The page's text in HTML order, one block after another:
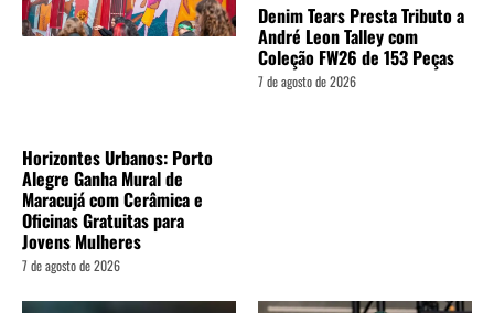
Horizontes Urbanos: Porto
Alegre Ganha Mural de
Maracujá com Cerâmica e
Oficinas Gratuitas para
Jovens Mulheres
7 de agosto de 2026
Denim Tears Presta Tributo a
André Leon Talley com
Coleção FW26 de 153 Peças
7 de agosto de 2026